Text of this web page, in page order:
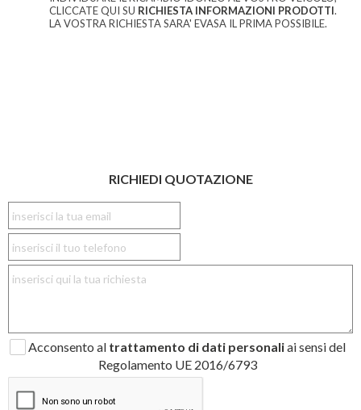
CLICCATE QUI SU RICHIESTA INFORMAZIONI PRODOTTI.
LA VOSTRA RICHIESTA SARA' EVASA IL PRIMA POSSIBILE.
RICHIEDI QUOTAZIONE
Acconsento al trattamento di dati personaliai sensi del
Regolamento UE 2016/6793